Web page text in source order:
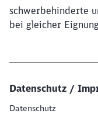
schwerbehinderte
bei gleicher
Datenschutz /
Datenschutz